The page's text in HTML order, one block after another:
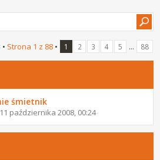
Strona 1 z 88• 1 2 3 4 5 ... 88
śmietnik
października 2008, 00:24